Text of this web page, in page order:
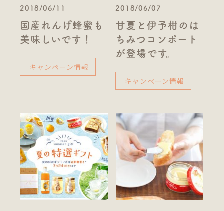
2018/06/11
国産れんげ蜂蜜も
美味しいです！
キャンペーン情報
2018/06/07
甘夏と伊予柑のは
ちみつコンポート
が登場です。
キャンペーン情報